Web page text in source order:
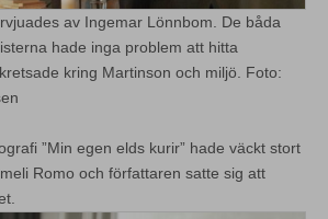
av Ingemar Lönnbom. De båda
hade inga problem att hitta
kring Martinson och miljö. Foto:
”Min egen elds kurir” hade väckt stort
Romo och författaren satte sig att